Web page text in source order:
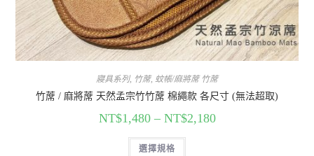
寢具系列, 竹蓆, 蚊帳/麻將蓆 竹蓆
竹蓆 / 麻將蓆 天然孟宗竹竹蓆 棉繩款 各尺寸 (無法超取)
NT$1,480– NT$2,180
選擇規格